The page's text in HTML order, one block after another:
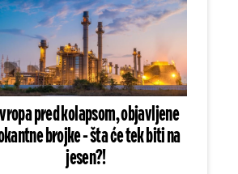
pred kolapsom, objavljene
brojke - šta će tek biti na
jesen?!